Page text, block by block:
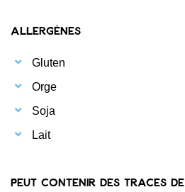
Allergènes
Gluten
Orge
Soja
Lait
Peut contenir des traces de